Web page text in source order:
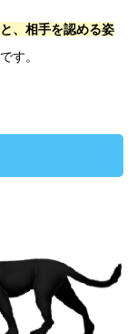
、相手を認める姿
です。